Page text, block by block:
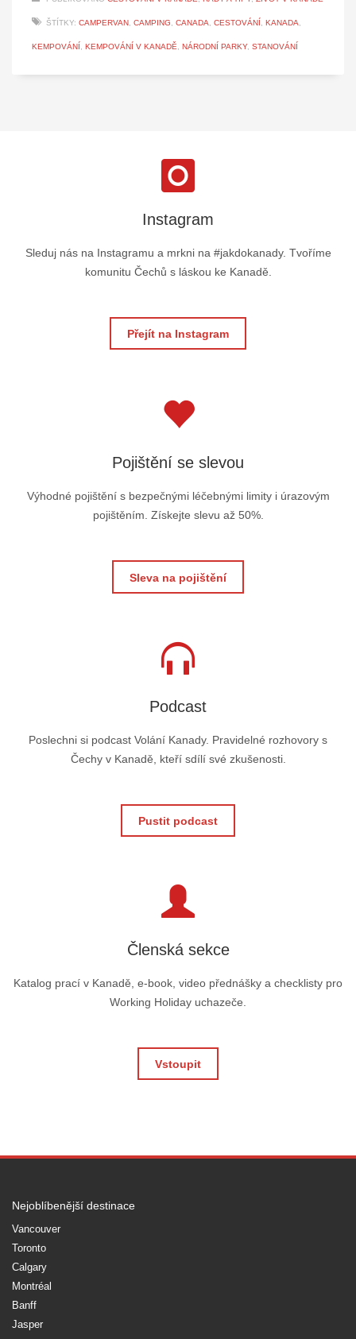
ŠTÍTKY: CAMPERVAN, CAMPING, CANADA, CESTOVÁNÍ, KANADA,
KEMPOVÁNÍ, KEMPOVÁNÍ V KANADĚ, NÁRODNÍ PARKY, STANOVÁNÍ
Instagram
Sleduj nás na Instagramu a mrkni na #jakdokanady. Tvoříme
komunitu Čechů s láskou ke Kanadě.
Přejít na Instagram
Pojištění se slevou
Výhodné pojištění s bezpečnými léčebnými limity i úrazovým
pojištěním. Získejte slevu až 50%.
Sleva na pojištění
Podcast
Poslechni si podcast Volání Kanady. Pravidelné rozhovory s
Čechy v Kanadě, kteří sdílí své zkušenosti.
Pustit podcast
Členská sekce
Katalog prací v Kanadě, e-book, video přednášky a checklisty pro
Working Holiday uchazeče.
Vstoupit
Nejoblíbenější destinace
Vancouver
Toronto
Calgary
Montréal
Banff
Jasper